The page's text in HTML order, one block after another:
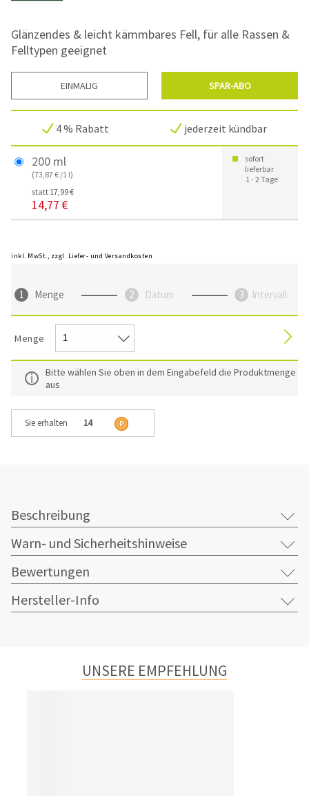
Glänzendes & leicht kämmbares Fell, für alle Rassen &
Felltypen geeignet
EINMALIG SPAR-ABO
4 % Rabatt jederzeit kündbar
200 ml
(73,87 € /1 l)
statt 17,99 €
14,77 €
sofort
lieferbar
1 - 2 Tage
inkl. MwSt., zzgl. Liefer- und Versandkosten
Menge Datum Intervall
Menge
Bitte wählen Sie oben in dem Eingabefeld die Produktmenge
aus
Sie erhalten 14
Beschreibung
Warn- und Sicherheitshinweise
Bewertungen
Hersteller-Info
UNSERE EMPFEHLUNG